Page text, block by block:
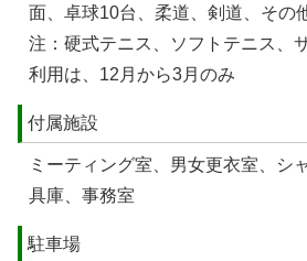
面、卓球10台、柔道、剣道、その
注：硬式テニス、ソフトテニス、
利用は、12月から3月のみ
付属施設
ミーティング室、男女更衣室、シ
具庫、事務室
駐車場